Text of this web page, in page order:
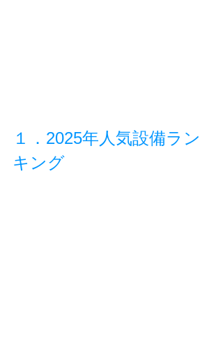
１．2025年人気設備ラン
キング